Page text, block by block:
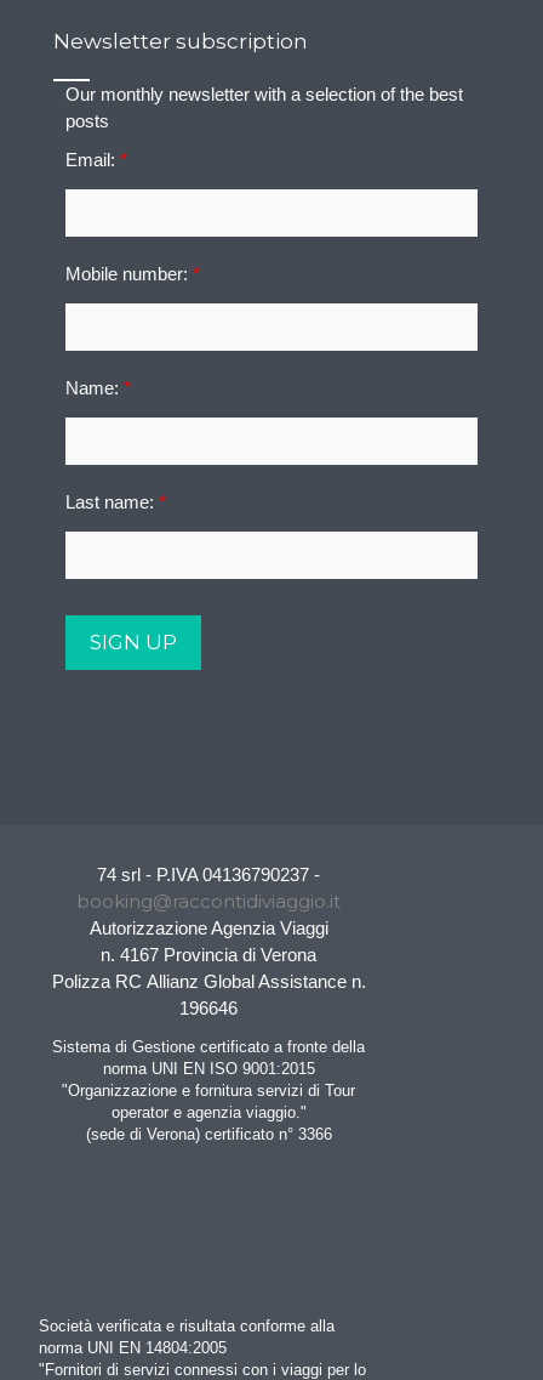
Newsletter subscription
Our monthly newsletter with a selection of the best
posts
Email:*
Mobile number:*
Name:*
Last name:*
74 srl - P.IVA 04136790237 -
booking@raccontidiviaggio.it
Autorizzazione Agenzia Viaggi
n. 4167 Provincia di Verona
Polizza RC Allianz Global Assistance n.
196646
Sistema di Gestione certificato a fronte della
norma UNI EN ISO 9001:2015
"Organizzazione e fornitura servizi di Tour
operator e agenzia viaggio."
(sede di Verona) certificato n° 3366
Società verificata e risultata conforme alla
norma UNI EN 14804:2005
"Fornitori di servizi connessi con i viaggi per lo